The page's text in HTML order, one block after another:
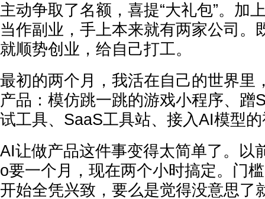
主动争取了名额，喜提“大礼包”。加
当作副业，手上本来就有两家公司。
就顺势创业，给自己打工。
最初的两个月，我活在自己的世界里
产品：模仿跳一跳的游戏小程序、蹭
试工具、SaaS工具站、接入AI模型
AI让做产品这件事变得太简单了。以
o要一个月，现在两个小时搞定。门
开始全凭兴致，要么是觉得没意思了